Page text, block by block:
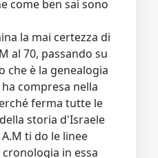
come ben sai sono
la mai certezza di
al 70, passando su
che è la genealogia
compresa nella
ferma tutte le
storia d'Israele
ti do le linee
in essa